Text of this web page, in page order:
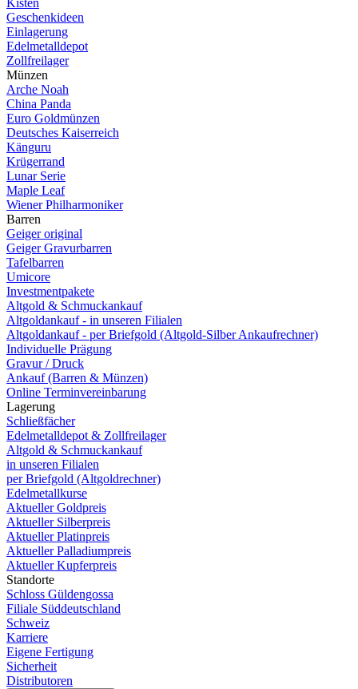
Kisten
Geschenkideen
Einlagerung
Edelmetalldepot
Zollfreilager
Münzen
Arche Noah
China Panda
Euro Goldmünzen
Deutsches Kaiserreich
Känguru
Krügerrand
Lunar Serie
Maple Leaf
Wiener Philharmoniker
Barren
Geiger original
Geiger Gravurbarren
Tafelbarren
Umicore
Investmentpakete
Altgold & Schmuckankauf
Altgoldankauf - in unseren Filialen
Altgoldankauf - per Briefgold (Altgold-Silber Ankaufrechner)
Individuelle Prägung
Gravur / Druck
Ankauf (Barren & Münzen)
Online Terminvereinbarung
Lagerung
Schließfächer
Edelmetalldepot & Zollfreilager
Altgold & Schmuckankauf
in unseren Filialen
per Briefgold (Altgoldrechner)
Edelmetallkurse
Aktueller Goldpreis
Aktueller Silberpreis
Aktueller Platinpreis
Aktueller Palladiumpreis
Aktueller Kupferpreis
Standorte
Schloss Güldengossa
Filiale Süddeutschland
Schweiz
Karriere
Eigene Fertigung
Sicherheit
Distributoren